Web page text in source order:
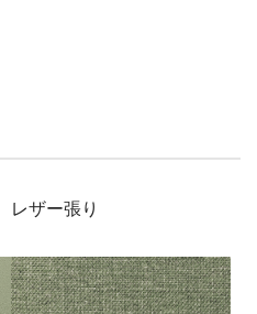
レザー張り